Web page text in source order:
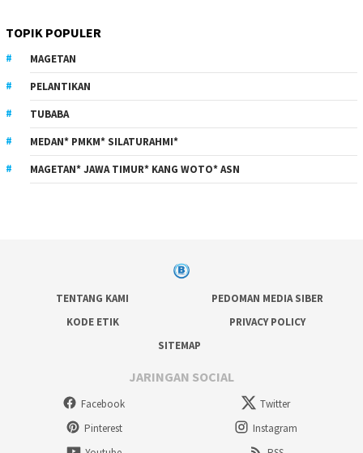
TOPIK POPULER
MAGETAN
PELANTIKAN
TUBABA
MEDAN* PMKM* SILATURAHMI*
MAGETAN* JAWA TIMUR* KANG WOTO* ASN
TENTANG KAMI
PEDOMAN MEDIA SIBER
KODE ETIK
PRIVACY POLICY
SITEMAP
JARINGAN SOCIAL
Facebook
Twitter
Pinterest
Instagram